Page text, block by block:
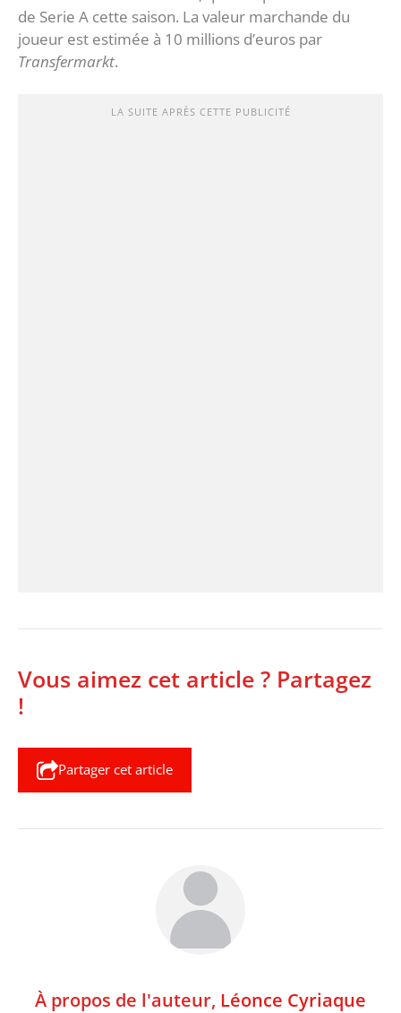
de Serie A cette saison. La valeur marchande du
joueur est estimée à 10 millions d’euros par
Transfermarkt.
LA SUITE APRÈS CETTE PUBLICITÉ
Vous aimez cet article ? Partagez
!
Partager cet article
À propos de l'auteur, Léonce Cyriaque